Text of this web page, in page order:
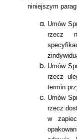
niniejszym
Umów
rzecz
Umów
rzecz
termin
Umów
rzecz
w